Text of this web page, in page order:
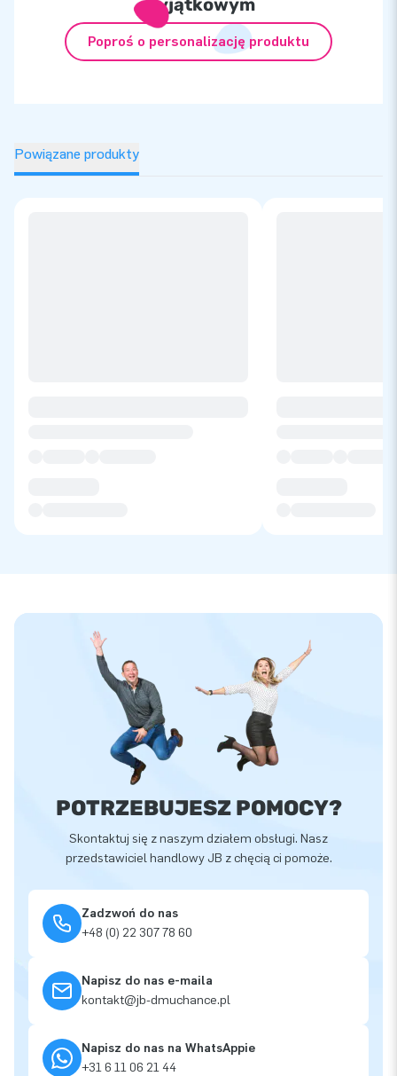
Poproś o personalizację produktu
Powiązane produkty
POTRZEBUJESZ POMOCY?
Skontaktuj się z naszym działem obsługi. Nasz
przedstawiciel handlowy JB z chęcią ci pomoże.
Zadzwoń do nas
+48 (0) 22 307 78 60
Napisz do nas e-maila
kontakt@jb-dmuchance.pl
Napisz do nas na WhatsAppie
+31 6 11 06 21 44